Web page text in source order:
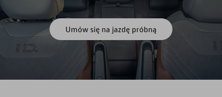
Finansowanie
Ubezpieczenia
Gwarancja i ochrona
Umów się na jazdę próbną